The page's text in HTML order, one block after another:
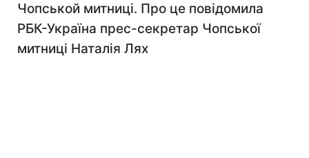
Чопськой митниці. Про це повідомила
РБК-Україна прес-секретар Чопської
митниці Наталія Лях